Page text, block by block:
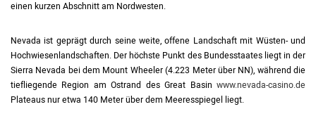
einen kurzen Abschnitt am Nordwesten.
Nevada ist geprägt durch seine weite, offene Landschaft mit Wüsten- und
Hochwiesenlandschaften. Der höchste Punkt des Bundesstaates liegt in der
Sierra Nevada bei dem Mount Wheeler (4.223 Meter über NN), während die
tiefliegende Region am Ostrand des Great Basin www.nevada-casino.de
Plateaus nur etwa 140 Meter über dem Meeresspiegel liegt.